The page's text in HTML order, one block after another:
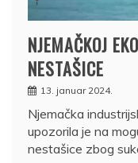
NJEMAČKOJ
NESTAŠICE
13. januar 2024.
Njemačka
upozorila je na
nestašice zbog